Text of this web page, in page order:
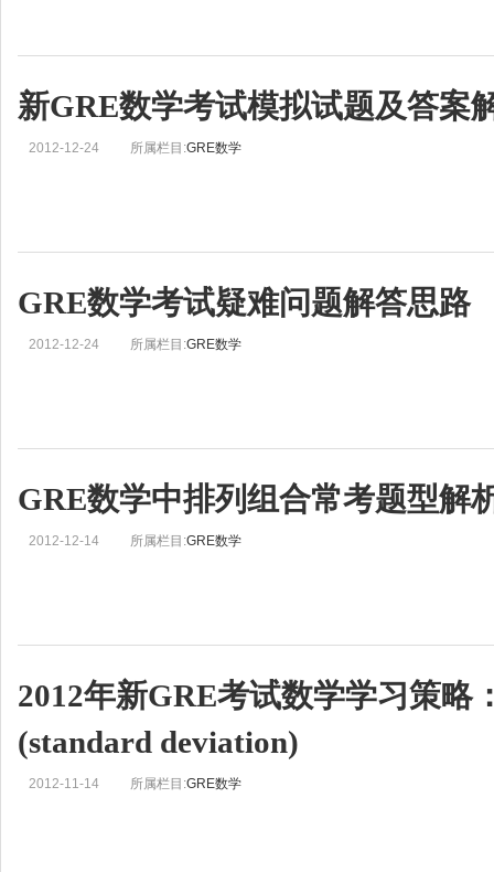
新GRE数学考试模拟试题及答案
2012-12-24 所属栏目:GRE数学
GRE数学考试疑难问题解答思路
2012-12-24 所属栏目:GRE数学
GRE数学中排列组合常考题型解
2012-12-14 所属栏目:GRE数学
2012年新GRE考试数学学习策略
(standard deviation)
2012-11-14 所属栏目:GRE数学